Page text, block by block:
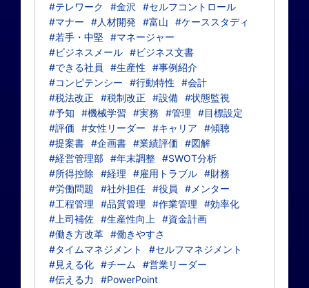
#テレワーク
#金沢
#セルフコントロール
#マナー
#人材開発 #富山
#ケーススタディ
#若手・中堅 #マネージャー
#ビジネスメール #ビジネス文書
#できる社員
#生産性
#事例紹介
#コンピテンシー
#行動特性
#会計
#税法改正
#税制改正 #設備 #状態監視
#予知
#機械学習 #実務 #管理
#目標設定
#評価
#女性リーダー #キャリア
#傾聴
#提案書 #企画書 #業績評価
#図解
#経営管理部 #年末調整 #SWOT分析
#所得控除
#経理 #雇用トラブル #財務
#労働問題
#社外担任 #役員
#メンター
#工程管理
#品質管理 #作業管理
#効率化
#上司補佐 #生産性向上
#資金計画
#働き方改革 #働きやすさ
#タイムマネジメント
#セルフマネジメント
#見える化 #チーム
#営業リーダー
#伝える力
#PowerPoint